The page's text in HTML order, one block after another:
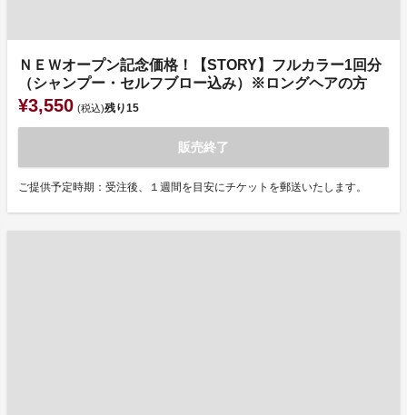
ＮＥＷオープン記念価格！【STORY】フルカラー1回分
（シャンプー・セルフブロー込み）※ロングヘアの方
¥3,550 (税込)残り15
販売終了
ご提供予定時期：受注後、１週間を目安にチケットを郵送いたします。